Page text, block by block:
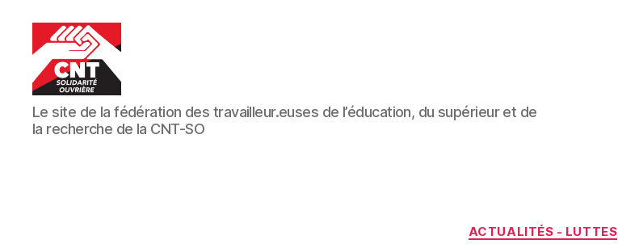
CNT-
SO
Educ
Le site de la fédération des travailleur.euses de l’éducation, du supérieur et de
la recherche de la CNT-SO
Catégories
ACTUALITÉS - LUTTES